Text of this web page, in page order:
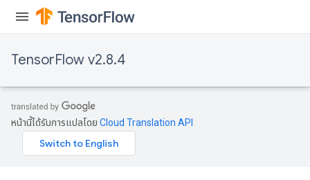
TensorFlow v2.8.4
หน้านี้ได้รับการแปลโดย Cloud Translation API